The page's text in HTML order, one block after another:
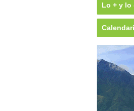
Lo + y lo